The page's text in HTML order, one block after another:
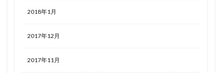
2018年1月
2017年12月
2017年11月